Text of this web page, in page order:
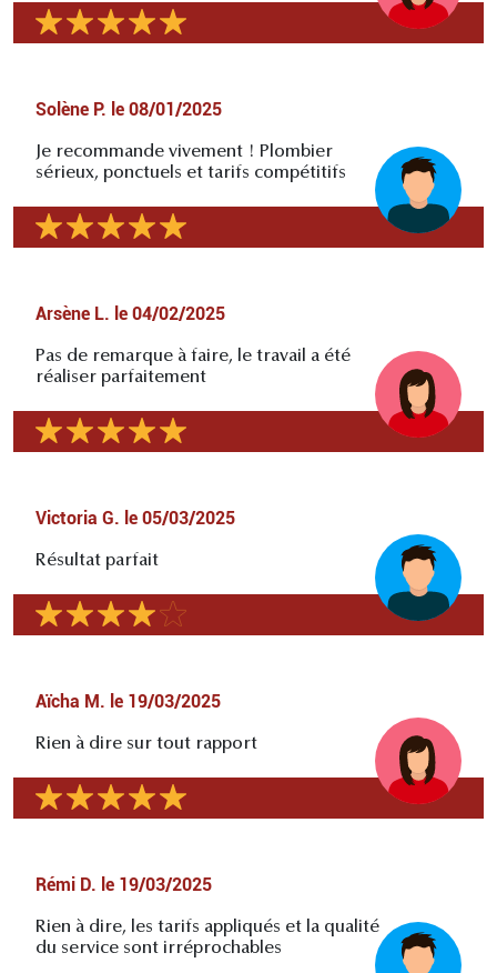
Solène P. le 08/01/2025
Je recommande vivement ! Plombier
sérieux, ponctuels et tarifs compétitifs
Arsène L. le 04/02/2025
Pas de remarque à faire, le travail a été
réaliser parfaitement
Victoria G. le 05/03/2025
Résultat parfait
Aïcha M. le 19/03/2025
Rien à dire sur tout rapport
Rémi D. le 19/03/2025
Rien à dire, les tarifs appliqués et la qualité
du service sont irréprochables